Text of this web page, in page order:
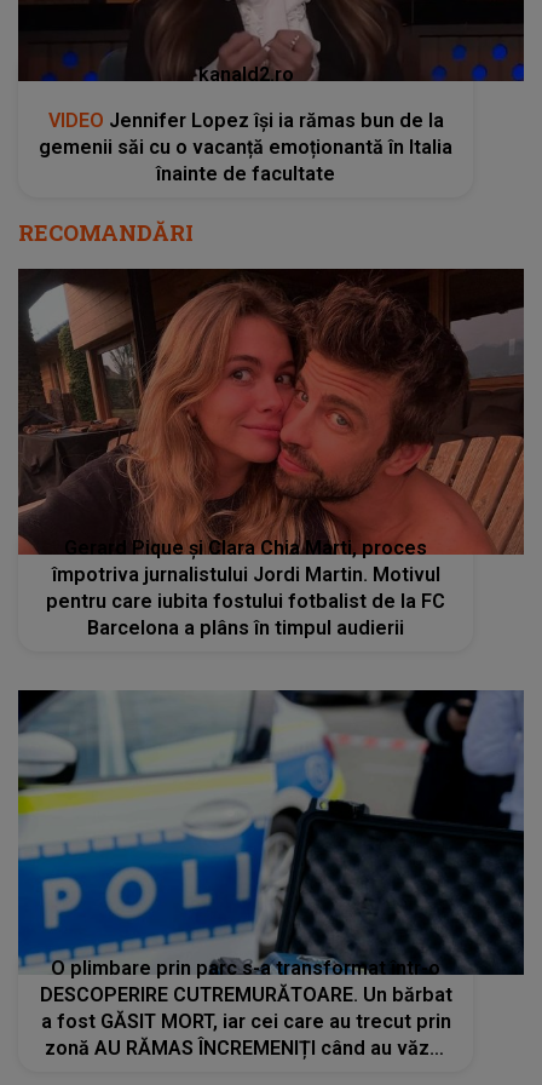
kanald2.ro
VIDEO Jennifer Lopez își ia rămas bun de la
gemenii săi cu o vacanță emoționantă în Italia
înainte de facultate
RECOMANDĂRI
Gerard Pique și Clara Chia Marti, proces
împotriva jurnalistului Jordi Martin. Motivul
pentru care iubita fostului fotbalist de la FC
Barcelona a plâns în timpul audierii
O plimbare prin parc s-a transformat într-o
DESCOPERIRE CUTREMURĂTOARE. Un bărbat
a fost GĂSIT MORT, iar cei care au trecut prin
zonă AU RĂMAS ÎNCREMENIȚI când au văzut